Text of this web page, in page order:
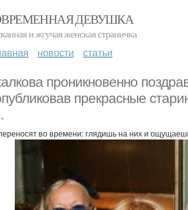
ДЕВУШКА
и жгучая женская страничка
новости статьи
проникновенно
прекрасные
во времени: глядишь на них и